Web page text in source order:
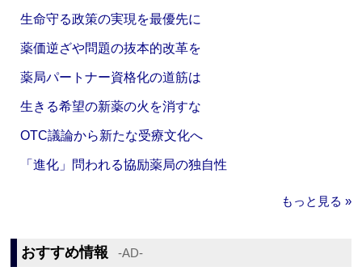
生命守る政策の実現を最優先に
薬価逆ざや問題の抜本的改革を
薬局パートナー資格化の道筋は
生きる希望の新薬の火を消すな
OTC議論から新たな受療文化へ
「進化」問われる協励薬局の独自性
もっと見る »
おすすめ情報 ‐AD‐